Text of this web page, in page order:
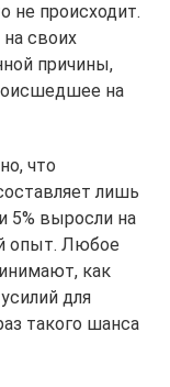
не происходит.
своих
причины,
на
что
лишь
5% выросли на
опыт. Любое
как
для
такого шанса